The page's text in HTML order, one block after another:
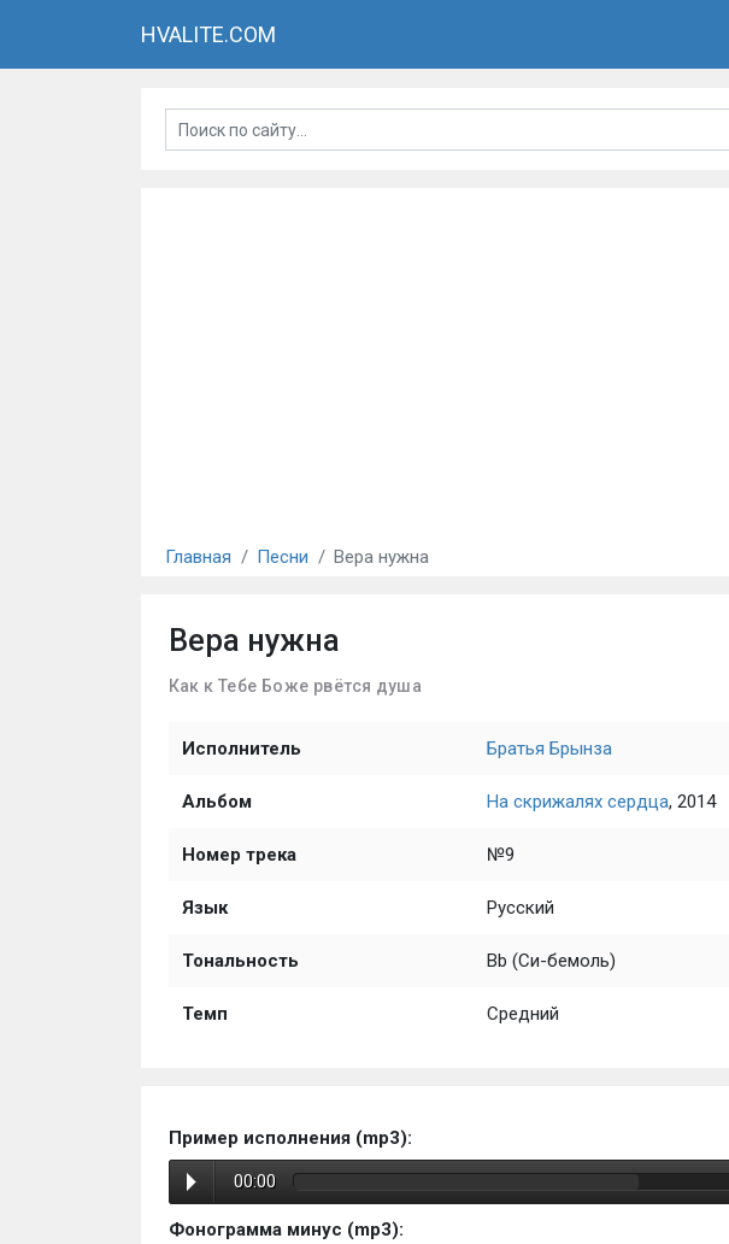
HVALITE.COM
Главная Песни Вера нужна
Вера нужна
Как к Тебе Боже рвётся душа
Исполнитель Братья Брынза
Альбом На скрижалях сердца, 2014
Номер трека №9
Язык Русский
Тональность Bb (Си-бемоль)
Темп Средний
Пример исполнения (mp3):
00:00
Фонограмма минус (mp3):